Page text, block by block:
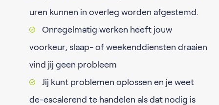
uren kunnen in overleg worden afgestemd.
Onregelmatig werken heeft jouw
voorkeur, slaap- of weekenddiensten draaien
vind jij geen probleem
Jij kunt problemen oplossen en je weet
de-escalerend te handelen als dat nodig is